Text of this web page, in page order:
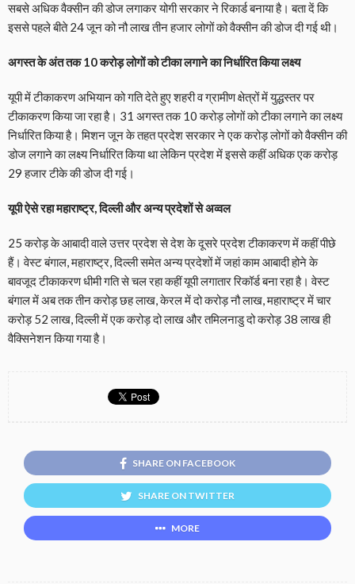
सबसे अधिक वैक्‍सीन की डोज लगाकर योगी सरकार ने रिकार्ड बनाया है। बता दें कि
इससे पहले बीते 24 जून को नौ लाख तीन हजार लोगों को वैक्‍सीन की डोज दी गई थी।
अगस्त के अंत तक 10 करोड़ लोगों को टीका लगाने का निर्धारित किया लक्ष्‍य
यूपी में टीकाकरण अभियान को गति देते हुए शहरी व ग्रामीण क्षेत्रों में युद्धस्‍तर पर
टीकाकरण किया जा रहा है। 31 अगस्‍त तक 10 करोड़ लोगों को टीका लगाने का लक्ष्‍य
निर्धारित किया है। मिशन जून के तहत प्रदेश सरकार ने एक करोड़ लोगों को वैक्‍सीन की
डोज लगाने का लक्ष्‍य निर्धारित किया था लेकिन प्रदेश में इससे कहीं अधिक एक करोड़
29 हजार टीके की डोज दी गई।
यूपी ऐसे रहा महाराष्ट्र, दिल्ली और अन्य प्रदेशों से अव्वल
25 करोड़ के आबादी वाले उत्तर प्रदेश से देश के दूसरे प्रदेश टीकाकरण में कहीं पीछे
हैं। वेस्ट बंगाल, महाराष्ट्र, दिल्ली समेत अन्य प्रदेशों में जहां काम आबादी होने के
बावजूद टीकाकरण धीमी गति से चल रहा कहीं यूपी लगातार रिकॉर्ड बना रहा है। वेस्ट
बंगाल में अब तक तीन करोड़ छह लाख, केरल में दो करोड़ नौ लाख, महाराष्ट्र में चार
करोड़ 52 लाख, दिल्ली में एक करोड़ दो लाख और तमिलनाडु दो करोड़ 38 लाख ही
वैक्सिनेशन किया गया है।
SHARE ON FACEBOOK
SHARE ON TWITTER
MORE